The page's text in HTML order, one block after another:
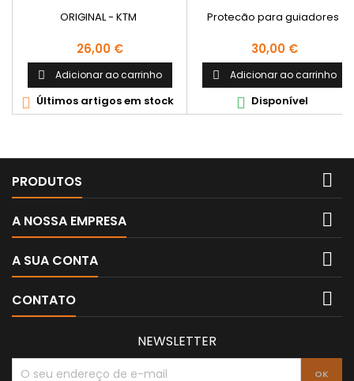
ORIGINAL - KTM
Preço
26,00 €
 Adicionar ao carrinho
 Últimos artigos em stock
Protecão para guiadores
Preço
30,00 €
 Adicionar ao carrinho
 Disponível
PRODUTOS 
A NOSSA EMPRESA 
A SUA CONTA 
CONTATO 
NEWSLETTER